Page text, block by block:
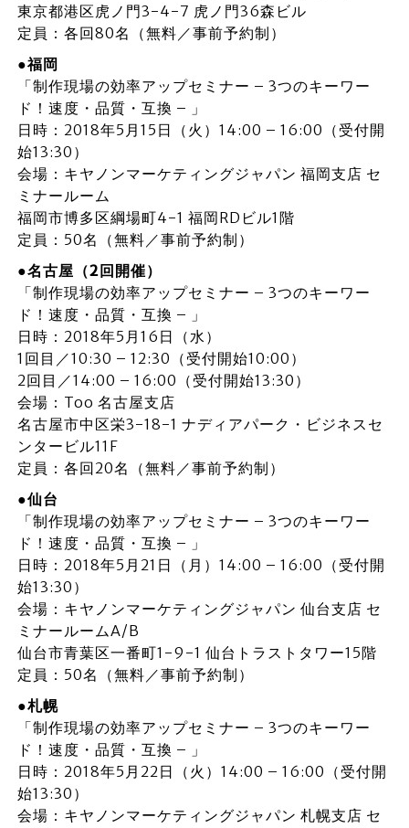
東京都港区虎ノ門3-4-7 虎ノ門36森ビル
定員：各回80名（無料／事前予約制）
●福岡
「制作現場の効率アップセミナー – 3つのキーワー
ド！速度・品質・互換 – 」
日時：2018年5月15日（火）14:00 – 16:00（受付開
始13:30）
会場：キヤノンマーケティングジャパン 福岡支店 セ
ミナールーム
福岡市博多区綱場町4-1 福岡RDビル1階
定員：50名（無料／事前予約制）
●名古屋（2回開催）
「制作現場の効率アップセミナー – 3つのキーワー
ド！速度・品質・互換 – 」
日時：2018年5月16日（水）
1回目／10:30 – 12:30（受付開始10:00）
2回目／14:00 – 16:00（受付開始13:30）
会場：Too 名古屋支店
名古屋市中区栄3-18-1 ナディアパーク・ビジネスセ
ンタービル11F
定員：各回20名（無料／事前予約制）
●仙台
「制作現場の効率アップセミナー – 3つのキーワー
ド！速度・品質・互換 – 」
日時：2018年5月21日（月）14:00 – 16:00（受付開
始13:30）
会場：キヤノンマーケティングジャパン 仙台支店 セ
ミナールームA/B
仙台市青葉区一番町1-9-1 仙台トラストタワー15階
定員：50名（無料／事前予約制）
●札幌
「制作現場の効率アップセミナー – 3つのキーワー
ド！速度・品質・互換 – 」
日時：2018年5月22日（火）14:00 – 16:00（受付開
始13:30）
会場：キヤノンマーケティングジャパン 札幌支店 セ